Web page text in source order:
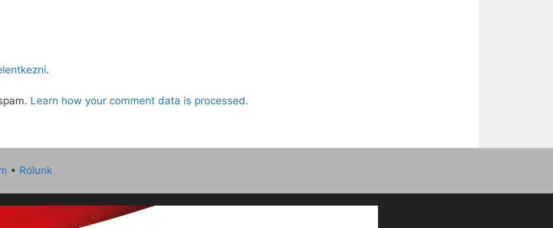
.
Learn how your comment data is processed.
• Rólunk